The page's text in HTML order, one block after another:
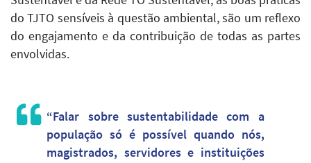
do TJTO sensíveis à questão ambiental, são um reflexo
do engajamento e da contribuição de todas as partes
envolvidas.
“Falar sobre sustentabilidade com a
população só é possível quando nós,
magistrados, servidores e instituições